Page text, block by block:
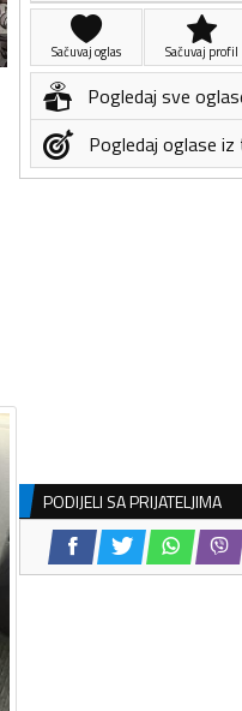
Sačuvaj oglas Sačuvaj profil
Pogledaj sve
Pogledaj oglase
PODIJELI SA PRIJATELJIMA